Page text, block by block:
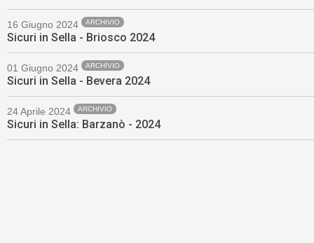
16 Giugno 2024 ARCHIVIO
Sicuri in Sella - Briosco 2024
01 Giugno 2024 ARCHIVIO
Sicuri in Sella - Bevera 2024
24 Aprile 2024 ARCHIVIO
Sicuri in Sella: Barzanò - 2024